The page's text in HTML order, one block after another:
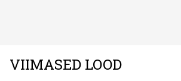
VIIMASED LOOD